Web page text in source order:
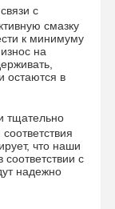
с
смазку
к минимуму
на
остаются в
тщательно
что наши
с
надежно